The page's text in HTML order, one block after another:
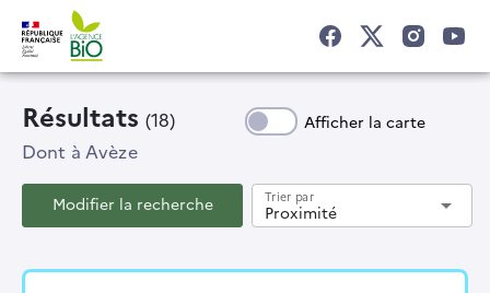
Résultats (18) Afficher la carte
Dont à Avèze
Modifier la recherche Proximité
Trier par arrow_drop_down